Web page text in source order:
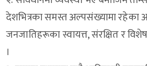
देशभित्रका समस्त अल्पसंख्यामा रहेका
जनजातिहरूका स्वायत्त, संरक्षित र
।